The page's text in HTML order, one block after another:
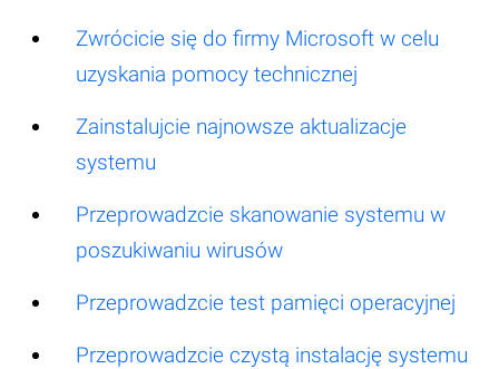
Zwrócicie się do firmy Microsoft w celu
uzyskania pomocy technicznej
Zainstalujcie najnowsze aktualizacje
systemu
Przeprowadzcie skanowanie systemu w
poszukiwaniu wirusów
Przeprowadzcie test pamięci operacyjnej
Przeprowadzcie czystą instalację systemu